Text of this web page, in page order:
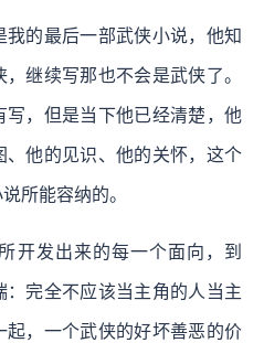
的最后一部武侠小说，他知
继续写那也不会是武侠了。
写，但是当下他已经清楚，他
、他的见识、他的关怀，这个
所能容纳的。
开发出来的每一个面向，到
：完全不应该当主角的人当主
起，一个武侠的好坏善恶的价